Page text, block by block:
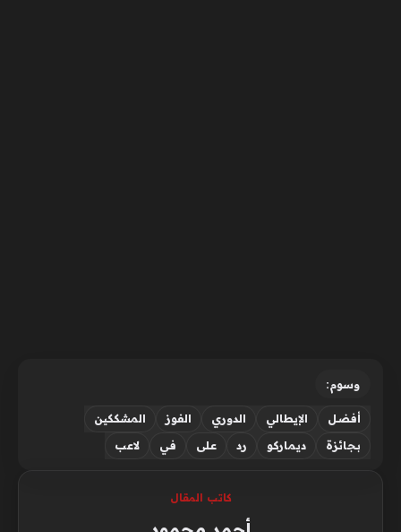
وسوم:
أفضل الإيطالي الدوري الفوز
المشككين
بجائزة
ديماركو رد على في لاعب
كاتب المقال